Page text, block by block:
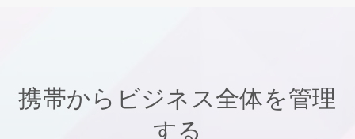
携帯からビジネス全体を管理
する